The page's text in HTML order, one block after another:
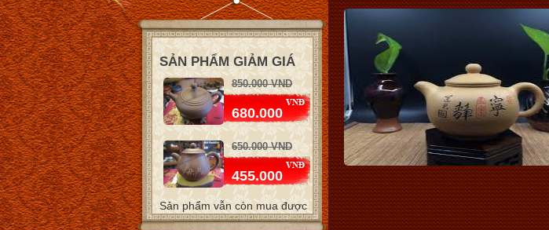
SẢN PHẨM GIẢM GIÁ
850.000 VND
680.000
650.000 VND
455.000
650.000 VND
Sản phẩm vẫn còn mua được